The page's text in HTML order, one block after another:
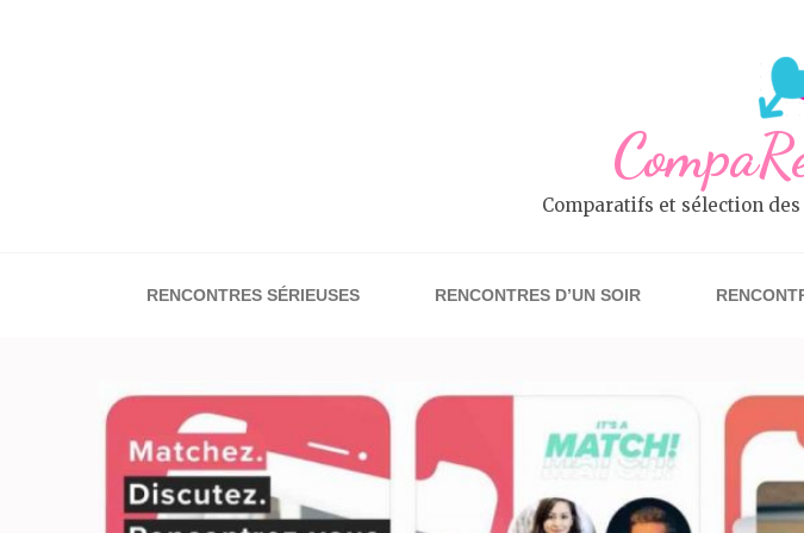
Comparatifs et sélection
RENCONTRES SÉRIEUSES RENCONTRES D’UN SOIR